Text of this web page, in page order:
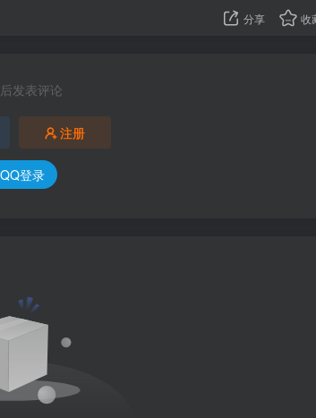
分享 收
发表评论
注册
QQ登录